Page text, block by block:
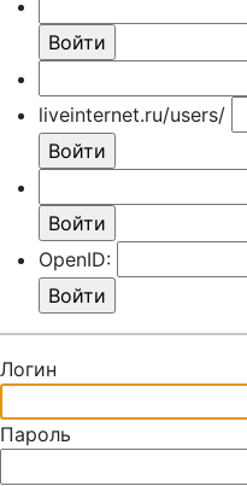
liveinternet.ru/users/
OpenID:
Логин
Пароль